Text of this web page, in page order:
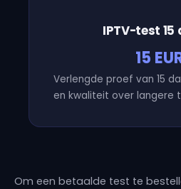
IPTV-test 15
15
Verlengde proef van 15
en kwaliteit over langere
Om een betaalde test te